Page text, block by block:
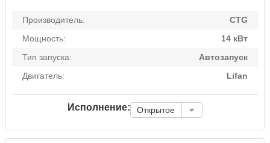
Производитель:
CTG
Мощность:
14 кВт
Тип запуска:
Автозапуск
Двигатель:
Lifan
Исполнение: Открытое